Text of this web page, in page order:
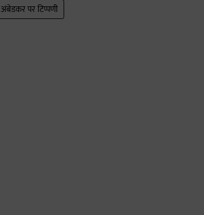
अंबेडकर पर टिप्पणी